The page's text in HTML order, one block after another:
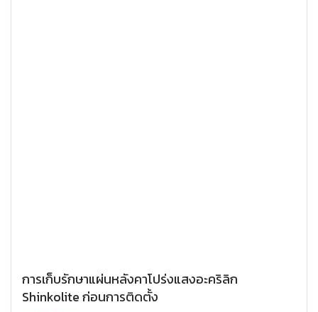
การเก็บรักษาแผ่นหลังคาโปร่งแสงอะคริลิก
Shinkolite ก่อนการติดตั้ง